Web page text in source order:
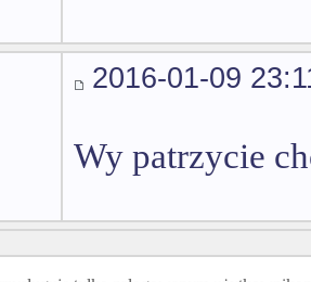
2016-01-09
Wy patrzycie